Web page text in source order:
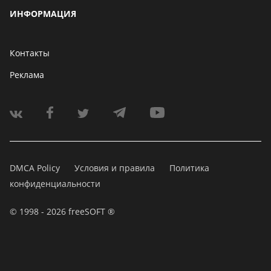
ИНФОРМАЦИЯ
Контакты
Реклама
DMCA Policy Условия и правила
Политика
конфиденциальности
© 1998 - 2026 freeSOFT ®